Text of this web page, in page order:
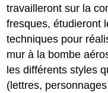
travailleront sur la
fresques, étudieront
techniques pour
mur à la bombe
les différents styles
(lettres,